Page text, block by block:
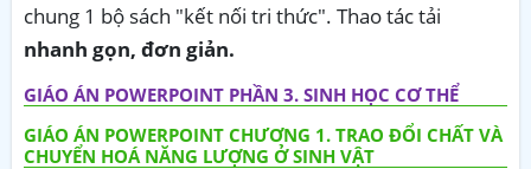
chung 1 bộ sách "kết nối tri thức". Thao tác tải
nhanh gọn, đơn giản.
GIÁO ÁN POWERPOINT PHẦN 3. SINH HỌC CƠ THỂ
GIÁO ÁN POWERPOINT CHƯƠNG 1. TRAO ĐỔI CHẤT VÀ
CHUYỂN HOÁ NĂNG LƯỢNG Ở SINH VẬT